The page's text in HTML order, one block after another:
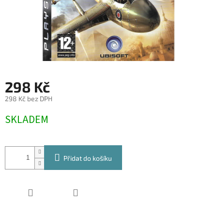
298 Kč
298 Kč bez DPH
cena:
SKLADEM
Přidat do košíku